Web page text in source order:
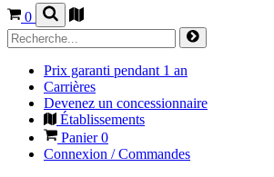
0
Prix garanti pendant 1 an
Carrières
Devenez un concessionnaire
Établissements
Panier0
Connexion / Commandes